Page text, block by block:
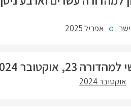
אפריל 2025
2024
אוקטובר 2024